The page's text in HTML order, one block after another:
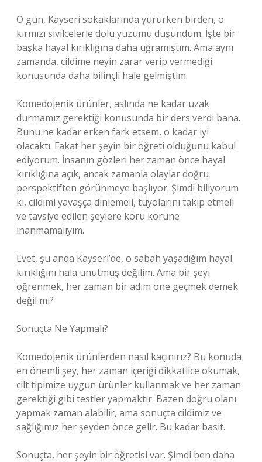
O gün, Kayseri sokaklarında yürürken birden, o
kırmızı sivilcelerle dolu yüzümü düşündüm. İşte bir
başka hayal kırıklığına daha uğramıştım. Ama aynı
zamanda, cildime neyin zarar verip vermediği
konusunda daha bilinçli hale gelmiştim.
Komedojenik ürünler, aslında ne kadar uzak
durmamız gerektiği konusunda bir ders verdi bana.
Bunu ne kadar erken fark etsem, o kadar iyi
olacaktı. Fakat her şeyin bir öğreti olduğunu kabul
ediyorum. İnsanın gözleri her zaman önce hayal
kırıklığına açık, ancak zamanla olaylar doğru
perspektiften görünmeye başlıyor. Şimdi biliyorum
ki, cildimi yavaşça dinlemeli, tüyolarını takip etmeli
ve tavsiye edilen şeylere körü körüne
inanmamalıyım.
Evet, şu anda Kayseri’de, o sabah yaşadığım hayal
kırıklığını hala unutmuş değilim. Ama bir şeyi
öğrenmek, her zaman bir adım öne geçmek demek
değil mi?
Sonuçta Ne Yapmalı?
Komedojenik ürünlerden nasıl kaçınırız? Bu konuda
en önemli şey, her zaman içeriği dikkatlice okumak,
cilt tipimize uygun ürünler kullanmak ve her zaman
gerektiği gibi testler yapmaktır. Bazen doğru olanı
yapmak zaman alabilir, ama sonuçta cildimiz ve
sağlığımız her şeyden önce gelir. Bu kadar basit.
Sonuçta, her şeyin bir öğretisi var. Şimdi ben daha